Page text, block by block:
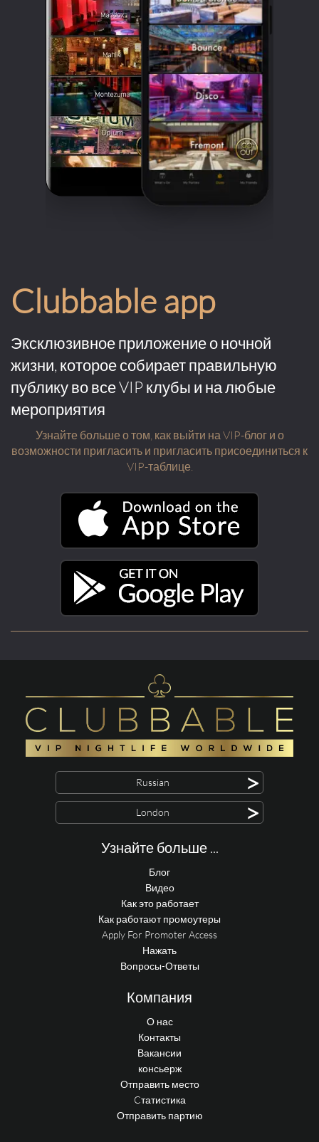
Clubbable app
Эксклюзивное приложение о ночной
жизни, которое собирает правильную
публику во все VIP клубы и на любые
мероприятия
Узнайте больше о том, как выйти на VIP-блог и о
возможности пригласить и пригласить присоединиться к
VIP-таблице.
Russian >
London >
Узнайте больше ...
Блог
Видео
Как это работает
Как работают промоутеры
Apply For Promoter Access
Нажать
Вопросы-Ответы
Компания
О нас
Контакты
Вакансии
консьерж
Отправить место
Cтатистика
Отправить партию